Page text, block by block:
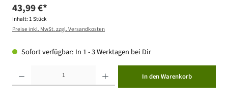
43,99 €*
Inhalt: 1 Stück
Preise inkl. MwSt. zzgl. Versandkosten
Sofort verfügbar: In 1 - 3 Werktagen bei Dir
In den Warenkorb